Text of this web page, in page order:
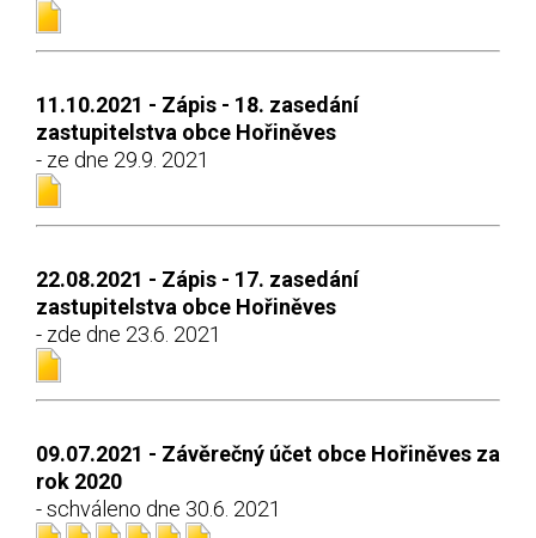
11.10.2021 - Zápis - 18. zasedání
zastupitelstva obce Hořiněves
- ze dne 29.9. 2021
22.08.2021 - Zápis - 17. zasedání
zastupitelstva obce Hořiněves
- zde dne 23.6. 2021
09.07.2021 - Závěrečný účet obce Hořiněves za
rok 2020
- schváleno dne 30.6. 2021